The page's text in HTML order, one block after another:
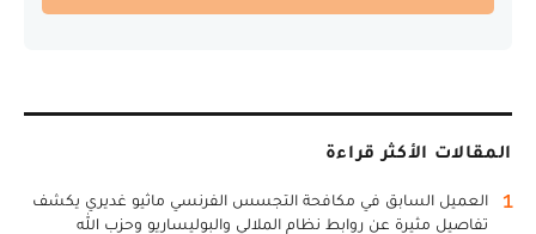
المقالات الأكثر قراءة
1
العميل السابق في مكافحة التجسس الفرنسي ماثيو غديري يكشف
تفاصيل مثيرة عن روابط نظام الملالي والبوليساريو وحزب الله